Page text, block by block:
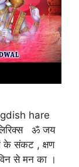
hare
ॐ जय
के संकट , क्षण
से मन का ।